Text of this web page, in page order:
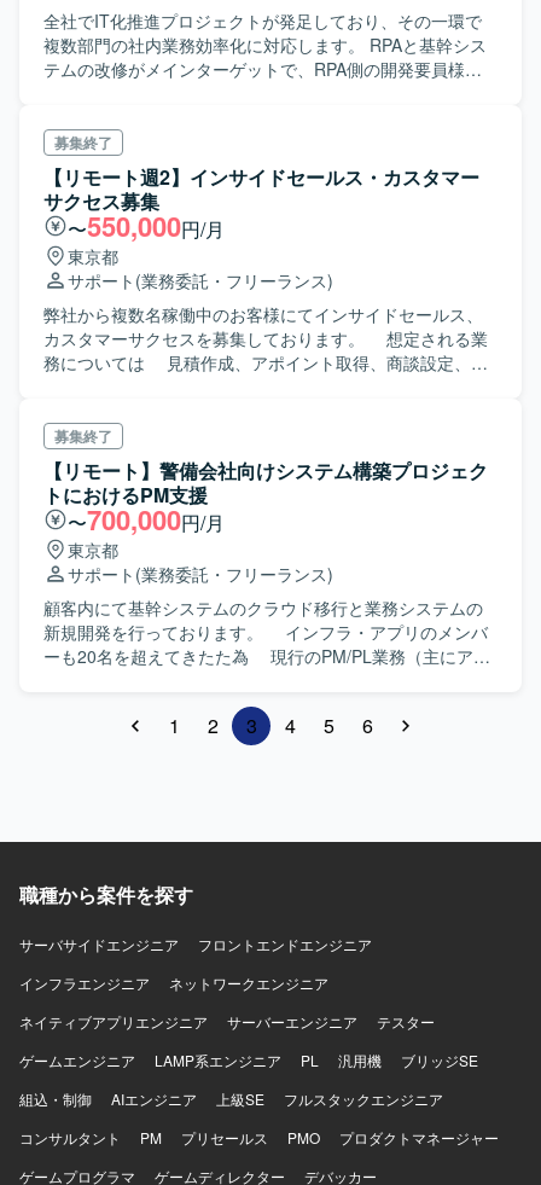
全社でIT化推進プロジェクトが発足しており、その一環で
複数部門の社内業務効率化に対応します。 RPAと基幹シス
テムの改修がメインターゲットで、RPA側の開発要員様を
募集終了
【リモート週2】インサイドセールス・カスタマー
サクセス募集
〜550,000円/月
東京都
サポート (業務委託・フリーランス)
弊社から複数名稼働中のお客様にてインサイドセールス、
カスタマーサクセスを募集しております。 想定される業
務については 見積作成、アポイント取得、商談設定、お
募集終了
【リモート】警備会社向けシステム構築プロジェク
トにおけるPM支援
〜700,000円/月
東京都
サポート (業務委託・フリーランス)
顧客内にて基幹システムのクラウド移行と業務システムの
新規開発を行っております。 インフラ・アプリのメンバ
ーも20名を超えてきたた為 現行のPM/PL業務（主にアプ
1 2 3 4 5 6
職種から案件を探す
サーバサイドエンジニア
フロントエンドエンジニア
インフラエンジニア
ネットワークエンジニア
ネイティブアプリエンジニア
サーバーエンジニア
テスター
ゲームエンジニア
LAMP系エンジニア PL 汎用機
ブリッジSE
組込・制御
AIエンジニア 上級SE
フルスタックエンジニア
コンサルタント
PM プリセールス PMO
プロダクトマネージャー
ゲームプログラマ
ゲームディレクター
デバッカー